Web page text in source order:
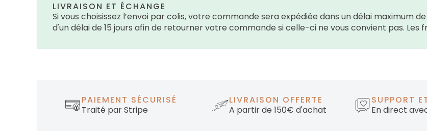
LIVRAISON ET ÉCHANGE
Si vous choisissez l’envoi par colis, votre commande sera expédiée dans un délai maximum
d'un délai de 15 jours afin de retourner votre commande si celle-ci ne vous convient pas. Les
PAIEMENT SÉCURISÉ
Traité par Stripe
LIVRAISON OFFERTE
A partir de 150€ d'achat
SUPPORT
En direct